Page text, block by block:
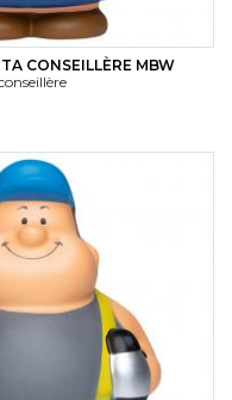
CONSEILLÈRE MBW